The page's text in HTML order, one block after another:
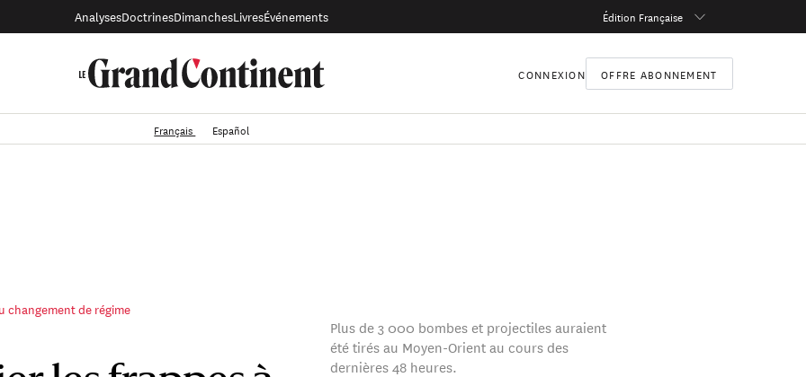
AnalysesDoctrinesDimanchesLivresÉvénements Édition Française
CONNEXION OFFRE ABONNEMENT
Français Español
changement de régime
Plus de 3 000 bombes et projectiles auraient
été tirés au Moyen-Orient au cours des
dernières 48 heures.